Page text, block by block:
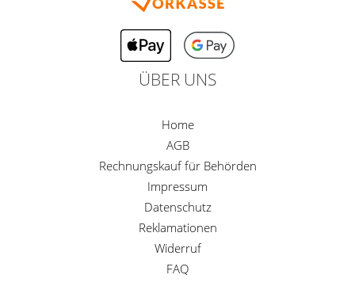
ÜBER UNS
Home
AGB
Rechnungskauf für Behörden
Impressum
Datenschutz
Reklamationen
Widerruf
FAQ